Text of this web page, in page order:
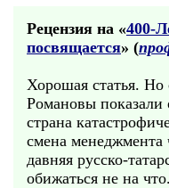
Рецензия на «400-
посвящается» (
Хорошая статья. Но
Романовы показали
страна
смена менеджмента
давняя русско-
обижаться не на